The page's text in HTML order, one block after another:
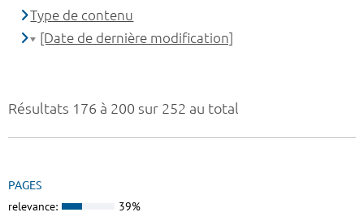
Résultats 176 à 200 sur 252 au total
PAGES
relevance: 39%
Type de contenu
[Date de dernière modification]